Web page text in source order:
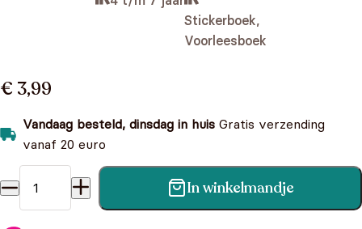
Stickerboek,
Voorleesboek
€ 3,99
Vandaag besteld, dinsdag in huis Gratis verzending
vanaf 20 euro
Vrolijk Pasen - Verhalenplakboek aantalIn winkelmandje